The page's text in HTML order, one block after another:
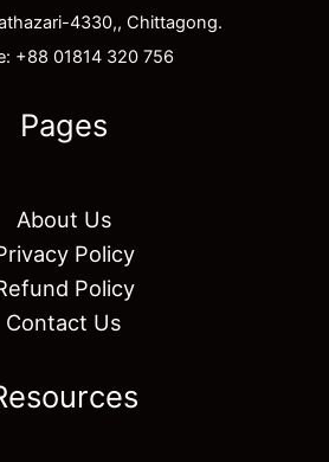
4330,, Chittagong.
+88 01814 320 756
Pages
About Us
Policy
Policy
Contact Us